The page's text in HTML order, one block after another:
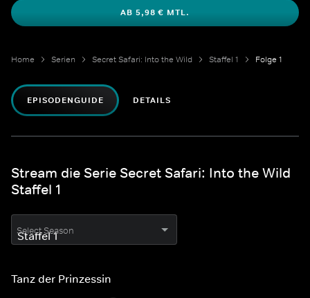
AB 5,98 € MTL.
Home Serien Secret Safari: Into the Wild Staffel 1 Folge 1
EPISODENGUIDE DETAILS
Stream die Serie Secret Safari: Into the Wild
Staffel 1
Select Season
Tanz der Prinzessin